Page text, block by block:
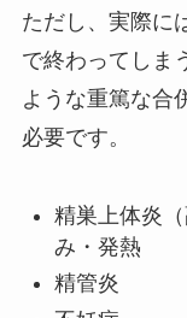
ただし、実際に
で終わってしま
ような重篤な合
必要です。
精巣上体炎
み・発熱
精管炎